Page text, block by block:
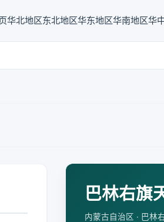
华北地区东北地区华东地区华南地区华
巴林右旗
内蒙古自治区 · 巴林